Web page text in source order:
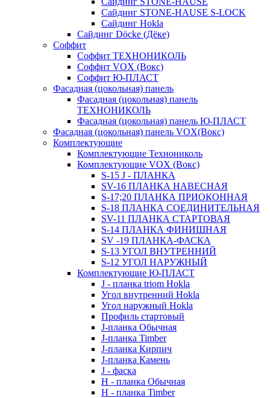
Сайдинг STONE-HAUSE S-LOCK
Сайдинг Hokla
Сайдинг Döcke (Дёке)
Соффит
Соффит ТЕХНОНИКОЛЬ
Соффит VOX (Вокс)
Соффит Ю-ПЛАСТ
Фасадная (цокольная) панель
Фасадная (цокольная) панель
ТЕХНОНИКОЛЬ
Фасадная (цокольная) панель Ю-ПЛАСТ
Фасадная (цокольная) панель VOX(Вокс)
Комплектующие
Комплектующие Технониколь
Комплектующие VOX (Вокс)
S-15 J - ПЛАНКА
SV-16 ПЛАНКА НАВЕСНАЯ
S-17;20 ПЛАНКА ПРИОКОННАЯ
S-18 ПЛАНКА СОЕДИНИТЕЛЬНАЯ
SV-11 ПЛАНКА СТАРТОВАЯ
S-14 ПЛАНКА ФИНИШНАЯ
SV -19 ПЛАНКА-ФАСКА
S-13 УГОЛ ВНУТРЕННИЙ
S-12 УГОЛ НАРУЖНЫЙ
Комплектующие Ю-ПЛАСТ
J - планка triom Hokla
Угол внутренний Hokla
Угол наружный Hokla
Профиль стартовый
J-планка Обычная
J-планка Timber
J-планка Кирпич
J-планка Камень
J - фаска
Н - планка Обычная
Н - планка Timber